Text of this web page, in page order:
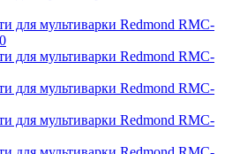
для мультиварки Redmond RMC-
для мультиварки Redmond RMC-
для мультиварки Redmond RMC-
для мультиварки Redmond RMC-